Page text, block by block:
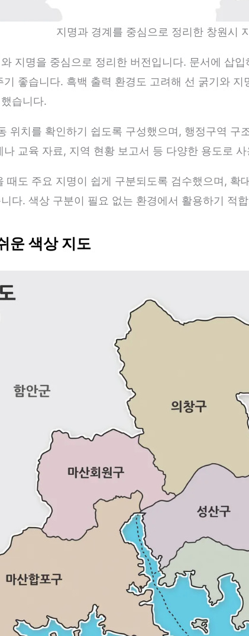
지명과 경계를 중심으로 정리한 창원시
지명을 중심으로 정리한 버전입니다. 문서에 삽
좋습니다. 흑백 출력 환경도 고려해 선 굵기와
습니다.
위치를 확인하기 쉽도록 구성했으며, 행정구역
교육 자료, 지역 현황 보고서 등 다양한 용도로
때도 주요 지명이 쉽게 구분되도록 검수했으며, 확
다. 색상 구분이 필요 없는 환경에서 활용하기 적
운 색상 지도